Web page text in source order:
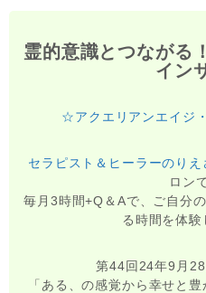
霊的意識とつながる
イン
☆アクエリアンエイジ
セラピスト＆ヒーラーのりえ
ロン
毎月3時間+Q＆Aで、ご自分
る時間を体験
第44回24年9月
「ある、の感覚から幸せと